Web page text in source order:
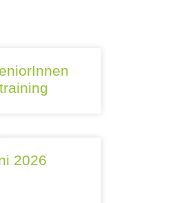
2026